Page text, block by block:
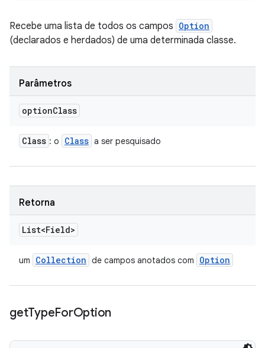
Recebe uma lista de todos os campos Option
(declarados e herdados) de uma determinada classe.
Parâmetros
optionClass
Class : o Class a ser pesquisado
Retorna
List<Field>
um Collection de campos anotados com Option
getTypeForOption